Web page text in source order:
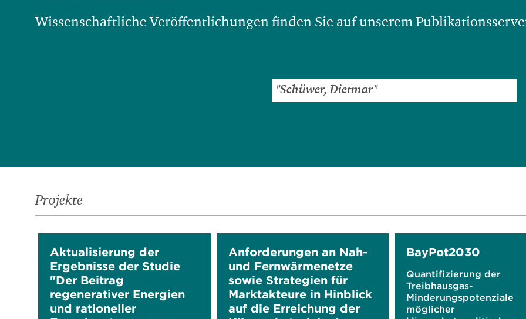
Wissenschaftliche Veröffentlichungen finden Sie auf unserem
Projekte
Aktualisierung der
Ergebnisse der Studie
"Der Beitrag
regenerativer Energien
und rationeller
Anforderungen an Nah-
und Fernwärmenetze
sowie Strategien für
Marktakteure in Hinblick
auf die Erreichung der
BayPot2030
Quantifizierung der
Treibhausgas-
Minderungspotenziale
möglicher